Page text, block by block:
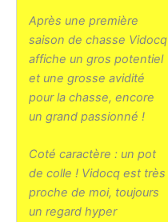
Après une première
saison de chasse Vidocq
affiche un gros potentiel
et une grosse avidité
pour la chasse, encore
un grand passionné !
Coté caractère : un pot
de colle ! Vidocq est très
proche de moi, toujours
un regard hyper